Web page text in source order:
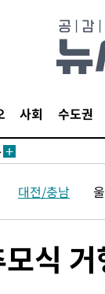
사회 수도권
대전/충남
식